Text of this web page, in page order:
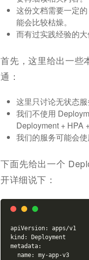
这份文档需要一定
能会比较枯燥。
而有过实践经验的
首先，这里给出一些
通：
这里只讨论无状态
我们不使用
Deployment + HPA
我们的服务可能会
下面先给出一个
开详细说下：
apiVersion: apps/v1
kind: Deployment
metadata:
name: my-app-v3